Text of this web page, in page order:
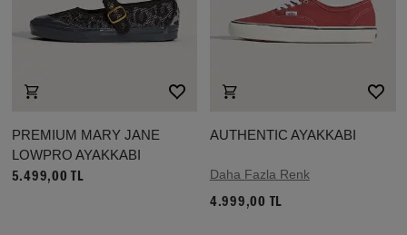
PREMIUM MARY JANE
LOWPRO AYAKKABI
5.499,00 TL
AUTHENTIC AYAKKABI
Daha Fazla Renk
4.999,00 TL